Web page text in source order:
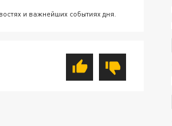
и важнейших событиях дня.